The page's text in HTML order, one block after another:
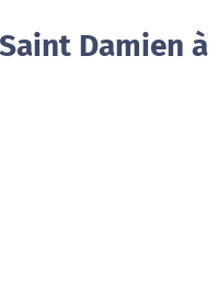
Damien à